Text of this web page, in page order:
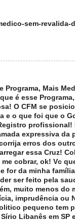
sem-revalida-
Programa, Mais
é esse
O CFM se
e o que foi que o
expressiva da
erros dos
essa Cruz!
cobrar, ok! Vc
for da minha
ser feito pela
muito menos do
imprudência ou
pequeno tem
Libanês em SP